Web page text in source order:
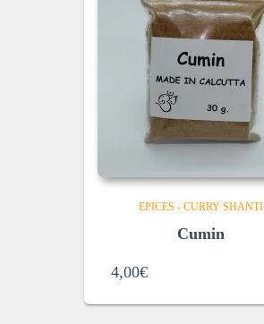
EPICES - CURRY SHANTI
Cumin
4,00€